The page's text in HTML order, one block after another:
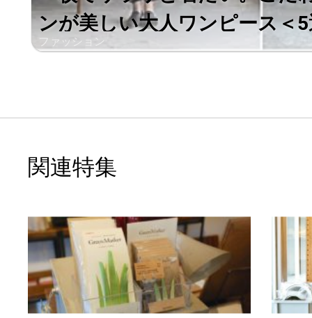
ンが美しい大人ワンピース＜
ファッション
関連特集